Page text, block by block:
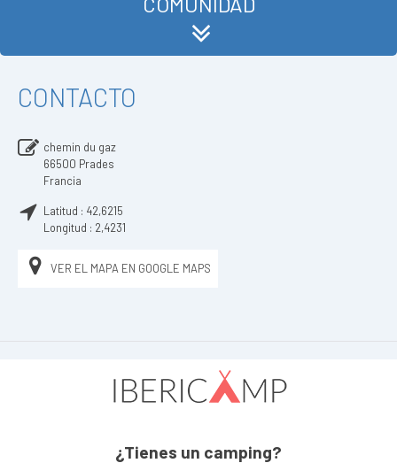
CONTACTO
chemin du gaz
66500 Prades
Francia
Latitud : 42,6215
Longitud : 2,4231
VER EL MAPA EN GOOGLE MAPS
¿Tienes un camping?